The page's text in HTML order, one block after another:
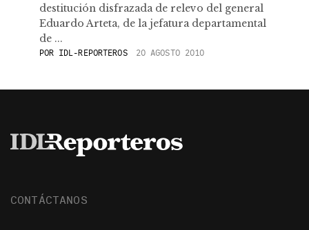
destitución disfrazada de relevo del general
Eduardo Arteta, de la jefatura departamental
de ...
POR IDL-REPORTEROS 20 AGOSTO 2010
CONTÁCTANOS